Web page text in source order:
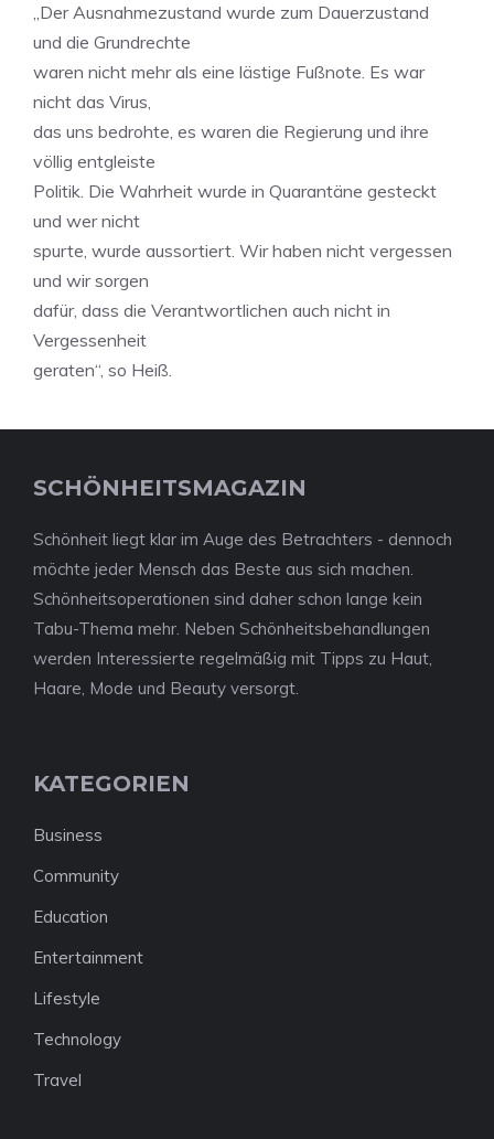
„Der Ausnahmezustand wurde zum Dauerzustand
und die Grundrechte
waren nicht mehr als eine lästige Fußnote. Es war
nicht das Virus,
das uns bedrohte, es waren die Regierung und ihre
völlig entgleiste
Politik. Die Wahrheit wurde in Quarantäne gesteckt
und wer nicht
spurte, wurde aussortiert. Wir haben nicht vergessen
und wir sorgen
dafür, dass die Verantwortlichen auch nicht in
Vergessenheit
geraten“, so Heiß.
SCHÖNHEITSMAGAZIN
Schönheit liegt klar im Auge des Betrachters - dennoch
möchte jeder Mensch das Beste aus sich machen.
Schönheitsoperationen sind daher schon lange kein
Tabu-Thema mehr. Neben Schönheitsbehandlungen
werden Interessierte regelmäßig mit Tipps zu Haut,
Haare, Mode und Beauty versorgt.
KATEGORIEN
Business
Community
Education
Entertainment
Lifestyle
Technology
Travel